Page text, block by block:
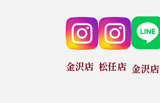
金沢店 松任店 金沢店